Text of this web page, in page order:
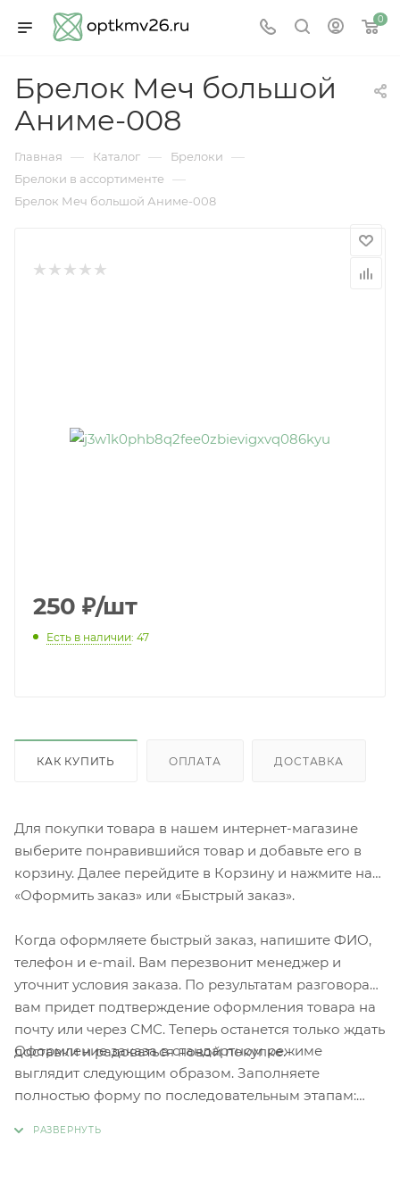
0
Брелок Меч большой
Аниме-008
Главная — Каталог — Брелоки —
Брелоки в ассортименте —
Брелок Меч большой Аниме-008
250 ₽/шт
Есть в наличии: 47
КАК КУПИТЬ ОПЛАТА ДОСТАВКА
Для покупки товара в нашем интернет-магазине
выберите понравившийся товар и добавьте его в
корзину. Далее перейдите в Корзину и нажмите на
«Оформить заказ» или «Быстрый заказ».
Когда оформляете быстрый заказ, напишите ФИО,
телефон и e-mail. Вам перезвонит менеджер и
уточнит условия заказа. По результатам разговора
вам придет подтверждение оформления товара на
почту или через СМС. Теперь останется только ждать
доставки и радоваться новой покупке.
Оформление заказа в стандартном режиме
выглядит следующим образом. Заполняете
полностью форму по последовательным этапам: